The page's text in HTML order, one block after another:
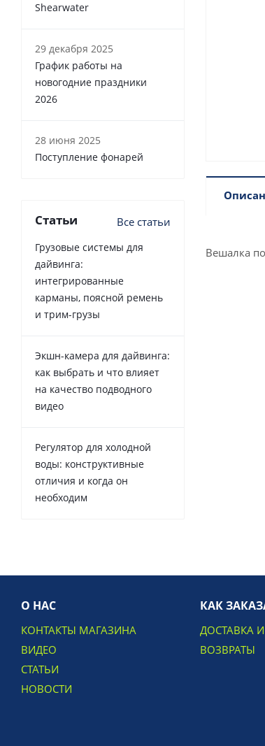
Вешалка
Shearwater
29 декабря 2025
График работы на
новогодние праздники
2026
28 июня 2025
Поступление фонарей
Статьи Все статьи
Грузовые системы для
дайвинга:
интегрированные
карманы, поясной ремень
и трим-грузы
Экшн-камера для дайвинга:
как выбрать и что влияет
на качество подводного
видео
Регулятор для холодной
воды: конструктивные
отличия и когда он
необходим
О НАС
КОНТАКТЫ МАГАЗИНА
ВИДЕО
СТАТЬИ
НОВОСТИ
КАК
ДОСТАВКА
ВОЗВРАТЫ